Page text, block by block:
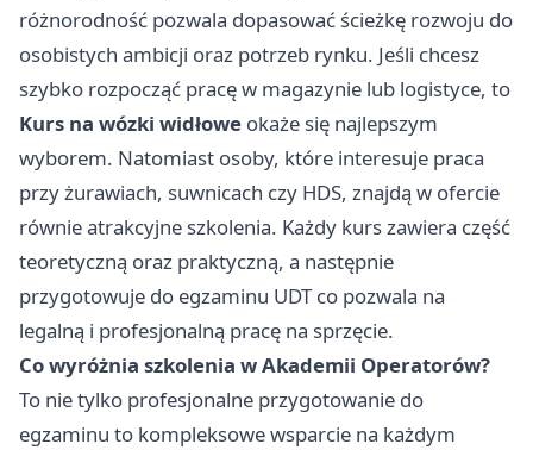
różnorodność pozwala dopasować ścieżkę rozwoju do
osobistych ambicji oraz potrzeb rynku. Jeśli chcesz
szybko rozpocząć pracę w magazynie lub logistyce, to
Kurs na wózki widłowe okaże się najlepszym
wyborem. Natomiast osoby, które interesuje praca
przy żurawiach, suwnicach czy HDS, znajdą w ofercie
równie atrakcyjne szkolenia. Każdy kurs zawiera część
teoretyczną oraz praktyczną, a następnie
przygotowuje do egzaminu UDT co pozwala na
legalną i profesjonalną pracę na sprzęcie.
Co wyróżnia szkolenia w Akademii Operatorów?
To nie tylko profesjonalne przygotowanie do
egzaminu to kompleksowe wsparcie na każdym